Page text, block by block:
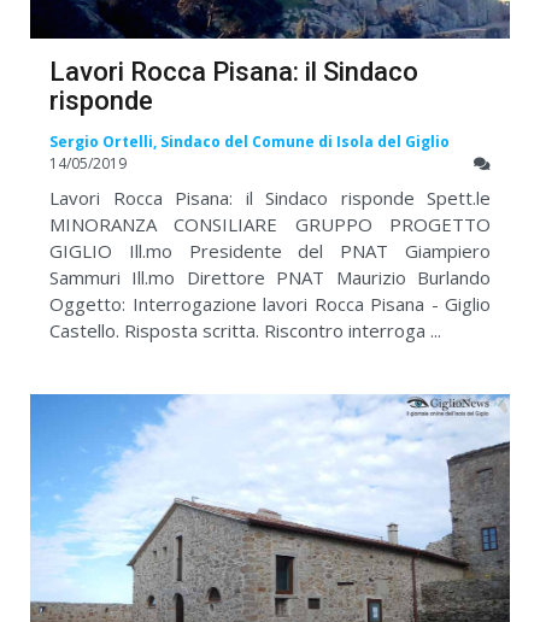
Lavori Rocca Pisana: il Sindaco
risponde
Sergio Ortelli, Sindaco del Comune di Isola del Giglio
14/05/2019
Lavori Rocca Pisana: il Sindaco risponde Spett.le
MINORANZA CONSILIARE GRUPPO PROGETTO
GIGLIO Ill.mo Presidente del PNAT Giampiero
Sammuri Ill.mo Direttore PNAT Maurizio Burlando
Oggetto: Interrogazione lavori Rocca Pisana - Giglio
Castello. Risposta scritta. Riscontro interroga ...